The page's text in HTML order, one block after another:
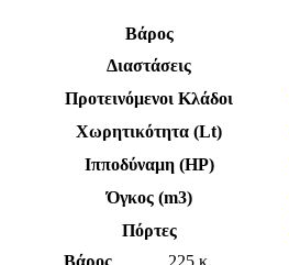
Βάρος
Διαστάσεις
Προτεινόμενοι Κλάδοι
Χωρητικότητα (Lt)
Ιπποδύναμη (HP)
Όγκος (m3)
Πόρτες
Βάρος
225 κ.